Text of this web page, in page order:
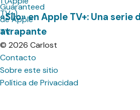
«Silo» en Apple TV+: Una
atrapante
© 2026 Carlost
Contacto
Sobre este sitio
Política de Privacidad